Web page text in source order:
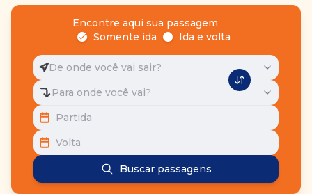
Encontre aqui sua passagem
Somente ida
Ida e volta
De onde você vai sair?
Para onde você vai?
Partida
Volta
Buscar passagens